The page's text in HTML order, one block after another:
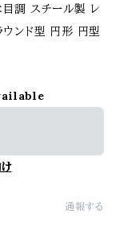
調 スチール製 レ
ウンド型 円形 円型
通報する